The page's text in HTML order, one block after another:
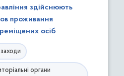
здійснюють
проживання
осіб
органи